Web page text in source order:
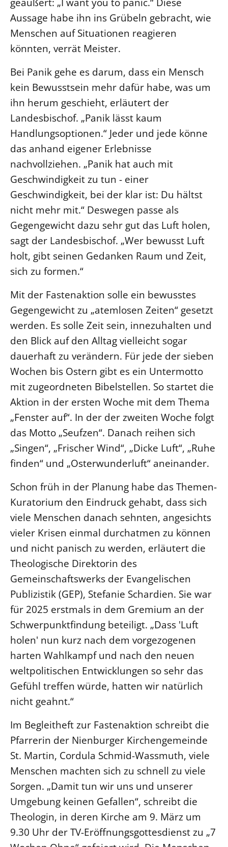
Aussage habe ihn ins Grübeln gebracht, wie
Menschen auf Situationen reagieren
könnten, verrät Meister.
Bei Panik gehe es darum, dass ein Mensch
kein Bewusstsein mehr dafür habe, was um
ihn herum geschieht, erläutert der
Landesbischof. „Panik lässt kaum
Handlungsoptionen.“ Jeder und jede könne
das anhand eigener Erlebnisse
nachvollziehen. „Panik hat auch mit
Geschwindigkeit zu tun - einer
Geschwindigkeit, bei der klar ist: Du hältst
nicht mehr mit.“ Deswegen passe als
Gegengewicht dazu sehr gut das Luft holen,
sagt der Landesbischof. „Wer bewusst Luft
holt, gibt seinen Gedanken Raum und Zeit,
sich zu formen.“
Mit der Fastenaktion solle ein bewusstes
Gegengewicht zu „atemlosen Zeiten“ gesetzt
werden. Es solle Zeit sein, innezuhalten und
den Blick auf den Alltag vielleicht sogar
dauerhaft zu verändern. Für jede der sieben
Wochen bis Ostern gibt es ein Untermotto
mit zugeordneten Bibelstellen. So startet die
Aktion in der ersten Woche mit dem Thema
„Fenster auf“. In der der zweiten Woche folgt
das Motto „Seufzen“. Danach reihen sich
„Singen“, „Frischer Wind“, „Dicke Luft“, „Ruhe
finden“ und „Osterwunderluft“ aneinander.
Schon früh in der Planung habe das Themen-
Kuratorium den Eindruck gehabt, dass sich
viele Menschen danach sehnten, angesichts
vieler Krisen einmal durchatmen zu können
und nicht panisch zu werden, erläutert die
Theologische Direktorin des
Gemeinschaftswerks der Evangelischen
Publizistik (GEP), Stefanie Schardien. Sie war
für 2025 erstmals in dem Gremium an der
Schwerpunktfindung beteiligt. „Dass 'Luft
holen' nun kurz nach dem vorgezogenen
harten Wahlkampf und nach den neuen
weltpolitischen Entwicklungen so sehr das
Gefühl treffen würde, hatten wir natürlich
nicht geahnt.“
Im Begleitheft zur Fastenaktion schreibt die
Pfarrerin der Nienburger Kirchengemeinde
St. Martin, Cordula Schmid-Wassmuth, viele
Menschen machten sich zu schnell zu viele
Sorgen. „Damit tun wir uns und unserer
Umgebung keinen Gefallen“, schreibt die
Theologin, in deren Kirche am 9. März um
9.30 Uhr der TV-Eröffnungsgottesdienst zu „7
IT-Service
Corporate Design
Interventionsplan
Kantine Speiseplan
Kirchliches Amtsblatt
Kirchliche Verwaltung
Klimaschutzgesetz
Kunstreferat
NKVK
Öffentlichkeitsarbeit
Personalausschuss
Projektmanagement
Recht
Terminstundenplaner